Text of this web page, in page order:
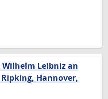
Leibniz an
Hannover,